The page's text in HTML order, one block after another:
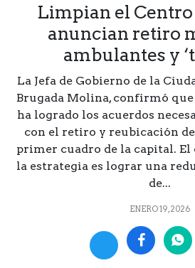
Limpian el
anuncian retiro
ambulantes y
La Jefa de Gobierno de la
Brugada Molina, confirmó
ha logrado los acuerdos
con el retiro y reubicación
primer cuadro de la capital.
la estrategia es lograr una
de...
ENERO 19, 2026